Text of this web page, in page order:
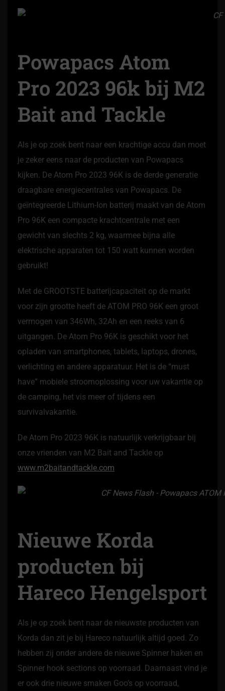
Powapacs Atom
Pro 2023 96k bij M2
Bait and Tackle
Als je op zoek bent naar een krachtige accu dan moet
je zeker eens naar de producten van Powapacs
kijken. De Atom Pro 2023 96K is de derde generatie
draagbare energiecentrales van Powapacs. De
geïntegreerde Lithium-Ion batterij maakt van de Atom
Pro 96K een compacte krachtcentrale met een
gewicht van slechts 2 kg, waarmee bijna alle
elektrische apparaten tot 150 watt kunnen worden
gebruikt!
Met de GROOTSTE batterijcapaciteit op de markt
voor zijn grootte heeft de ATOM PRO 96K een groot
vermogen van 346Wh, 32Ah en een reeks van 6
uitgangen. De Atom Pro 96K is geschikt voor het
opladen van smartphones, tablets, laptops, drones,
verlichting en andere apparatuur. Het is de “must
have” mobiele stroomoplossing voor uw vakantie op
de camping, het vis meer of tijdens een
survivalvakantie.
De Atom Pro 2023 96K is natuurlijk verkrijgbaar bij
onze vrienden van M2 Bait and Tackle op
www.m2baitandtackle.com
Nieuwe Korda
producten bij
Hareco Hengelsport
Als je op zoek bent naar de nieuwste producten van
Korda dan zit je bij Hareco natuurlijk altijd goed. Zo
hebben zij onder andere de nieuwe Spinner haken en
Spinner hook sections op voorraad. Daarnaast vind je
er ook drie nieuwe smaken Goo’s op voorraad,